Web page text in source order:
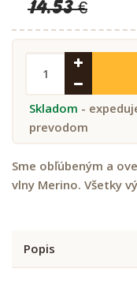
14.53 €
Skladom -
prevodom
Sme obľúbeným a
vlny Merino. Všetky
Popis